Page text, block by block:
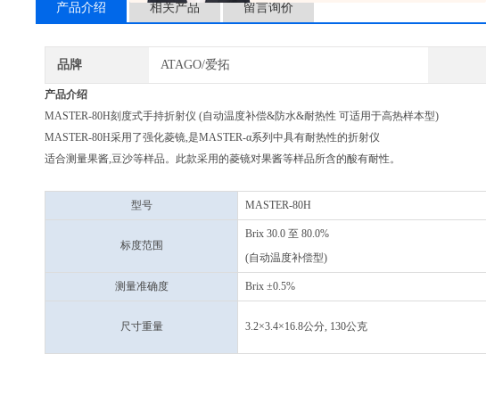
产品介绍 相关产品 留言询价
品牌 ATAGO/爱拓
产品介绍
MASTER-80H刻度式手持折射仪 (自动温度补偿&防水&耐热性 可适用于高热样本型)
MASTER-80H采用了强化菱镜,是MASTER-α系列中具有耐热性的折射仪
适合测量果酱,豆沙等样品。此款采用的菱镜对果酱等样品所含的酸有耐性。
型号 MASTER-80H
标度范围
Brix 30.0 至 80.0%
(自动温度补偿型)
测量准确度 Brix ±0.5%
尺寸重量 3.2×3.4×16.8公分, 130公克